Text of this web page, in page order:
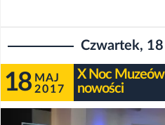
Czwartek,
18 MAJ
2017
X Noc Muzeów
nowości